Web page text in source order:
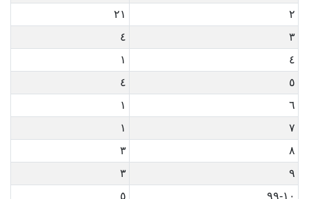
٢
٢١
٣
٤
٤
١
٥
٤
٦
١
٧
١
٨
٣
٩
٣
١٠-٩٩
٥